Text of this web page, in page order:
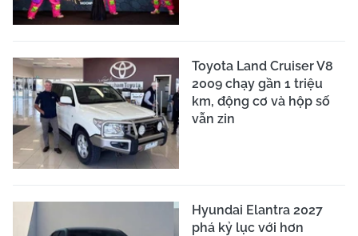
Toyota Land Cruiser V8
2009 chạy gần 1 triệu
km, động cơ và hộp số
vẫn zin
Hyundai Elantra 2027
phá kỷ lục với hơn